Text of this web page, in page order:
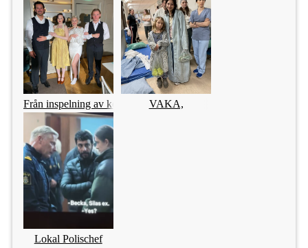
Från inspelning av kortfilmen ?En studie i kameratskap?
VAKA,
Lokal Polischef